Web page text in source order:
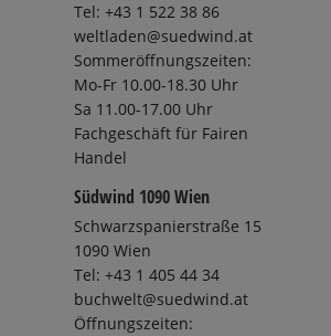
Tel: +43 1 522 38 86
weltladen@suedwind.at
Sommeröffnungszeiten:
Mo-Fr 10.00-18.30 Uhr
Sa 11.00-17.00 Uhr
Fachgeschäft für Fairen
Handel
Südwind 1090 Wien
Schwarzspanierstraße 15
1090 Wien
Tel: +43 1 405 44 34
buchwelt@suedwind.at
Öffnungszeiten: